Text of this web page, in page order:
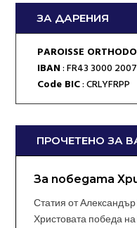
ЗА ДАРЕНИЯ
PAROISSE
IBAN : FR43 3000
Code BIC: CRLYFRPP
ПРОЧЕТЕНО ЗА
За победата
Статия от
Христовата победа